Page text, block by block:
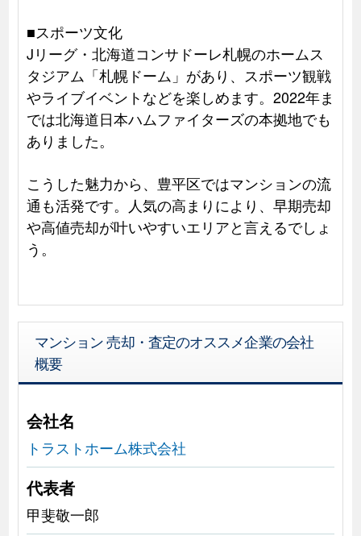
■スポーツ文化
Jリーグ・北海道コンサドーレ札幌のホームス
タジアム「札幌ドーム」があり、スポーツ観戦
やライブイベントなどを楽しめます。2022年ま
では北海道日本ハムファイターズの本拠地でも
ありました。
こうした魅力から、豊平区ではマンションの流
通も活発です。人気の高まりにより、早期売却
や高値売却が叶いやすいエリアと言えるでしょ
う。
マンション 売却・査定のオススメ企業の会社
概要
会社名
トラストホーム株式会社
代表者
甲斐敬一郎